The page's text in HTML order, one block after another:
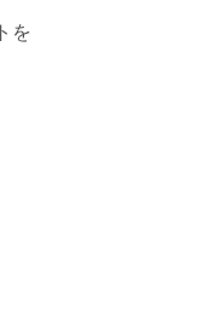
を